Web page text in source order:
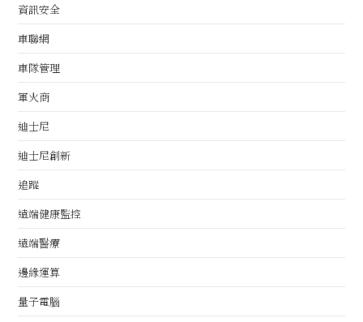
資訊安全
車聯網
車隊管理
軍火商
迪士尼
迪士尼創新
追蹤
遠端健康監控
遠端醫療
邊緣運算
量子電腦